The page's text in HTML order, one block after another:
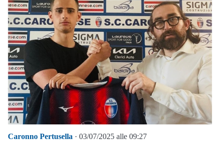
Caronno Pertusella · 03/07/2025 alle 09:27